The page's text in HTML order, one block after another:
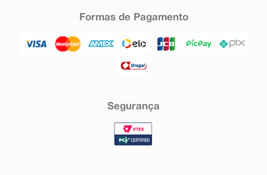
Formas de Pagamento
Segurança